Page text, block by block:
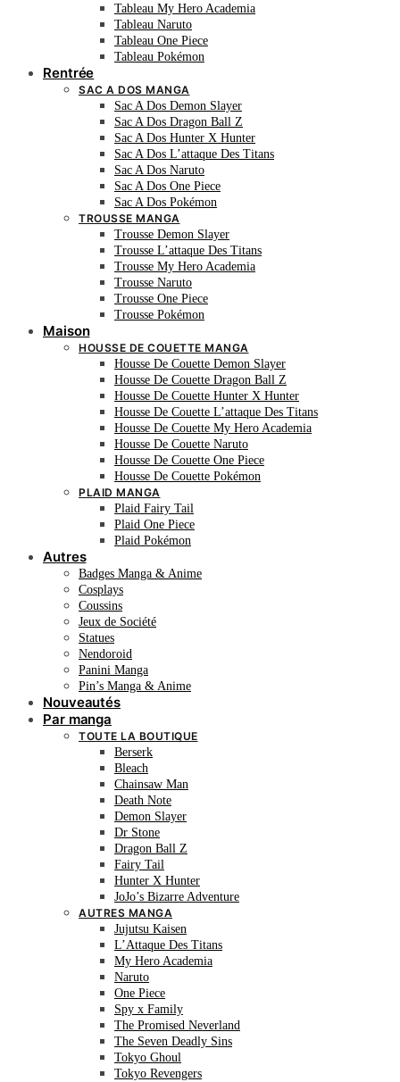
Tableau My Hero Academia
Tableau Naruto
Tableau One Piece
Tableau Pokémon
Rentrée
SAC A DOS MANGA
Sac A Dos Demon Slayer
Sac A Dos Dragon Ball Z
Sac A Dos Hunter X Hunter
Sac A Dos L’attaque Des Titans
Sac A Dos Naruto
Sac A Dos One Piece
Sac A Dos Pokémon
TROUSSE MANGA
Trousse Demon Slayer
Trousse L’attaque Des Titans
Trousse My Hero Academia
Trousse Naruto
Trousse One Piece
Trousse Pokémon
Maison
HOUSSE DE COUETTE MANGA
Housse De Couette Demon Slayer
Housse De Couette Dragon Ball Z
Housse De Couette Hunter X Hunter
Housse De Couette L’attaque Des Titans
Housse De Couette My Hero Academia
Housse De Couette Naruto
Housse De Couette One Piece
Housse De Couette Pokémon
PLAID MANGA
Plaid Fairy Tail
Plaid One Piece
Plaid Pokémon
Autres
Badges Manga & Anime
Cosplays
Coussins
Jeux de Société
Statues
Nendoroid
Panini Manga
Pin’s Manga & Anime
Nouveautés
Par manga
TOUTE LA BOUTIQUE
Berserk
Bleach
Chainsaw Man
Death Note
Demon Slayer
Dr Stone
Dragon Ball Z
Fairy Tail
Hunter X Hunter
JoJo’s Bizarre Adventure
AUTRES MANGA
Jujutsu Kaisen
L’Attaque Des Titans
My Hero Academia
Naruto
One Piece
Spy x Family
The Promised Neverland
The Seven Deadly Sins
Tokyo Ghoul
Tokyo Revengers